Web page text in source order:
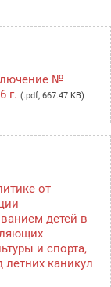
№
г. (.pdf, 667.47 KB)
от
детей в
и спорта,
каникул